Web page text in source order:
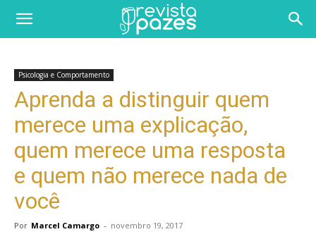
Psicologia e Comportamento
Aprenda a distinguir quem
merece uma explicação,
quem merece uma resposta
e quem não merece nada de
você
Por Marcel Camargo - novembro 19, 2017